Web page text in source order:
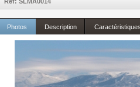
Photos Description